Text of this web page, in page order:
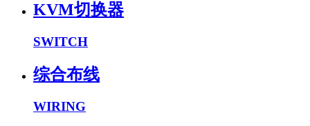
KVM切换器
SWITCH
综合布线
WIRING